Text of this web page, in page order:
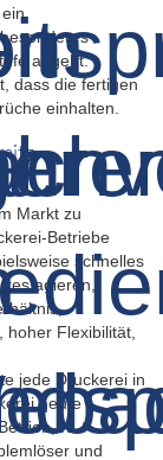
angeht.
dass die fertigen
einhalten.
Markt zu
Betriebe
schnelles
agieren,
Flexibilität,
jede Druckerei in
heute
und